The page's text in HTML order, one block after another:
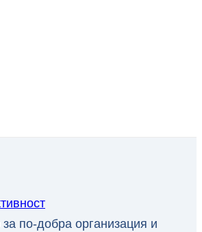
по-добра организация и